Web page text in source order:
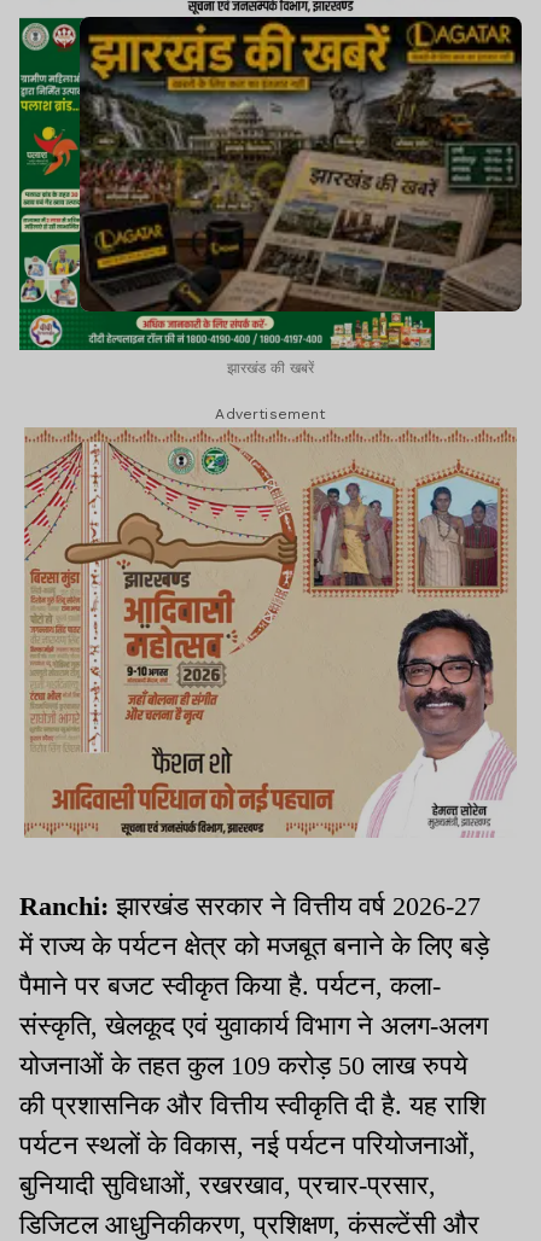
झारखंड की खबरें
Advertisement
Ranchi:झारखंड सरकार ने वित्तीय वर्ष 2026-27
में राज्य के पर्यटन क्षेत्र को मजबूत बनाने के लिए बड़े
पैमाने पर बजट स्वीकृत किया है. पर्यटन, कला-
संस्कृति, खेलकूद एवं युवाकार्य विभाग ने अलग-अलग
योजनाओं के तहत कुल 109 करोड़ 50 लाख रुपये
की प्रशासनिक और वित्तीय स्वीकृति दी है. यह राशि
पर्यटन स्थलों के विकास, नई पर्यटन परियोजनाओं,
बुनियादी सुविधाओं, रखरखाव, प्रचार-प्रसार,
डिजिटल आधुनिकीकरण, प्रशिक्षण, कंसल्टेंसी और